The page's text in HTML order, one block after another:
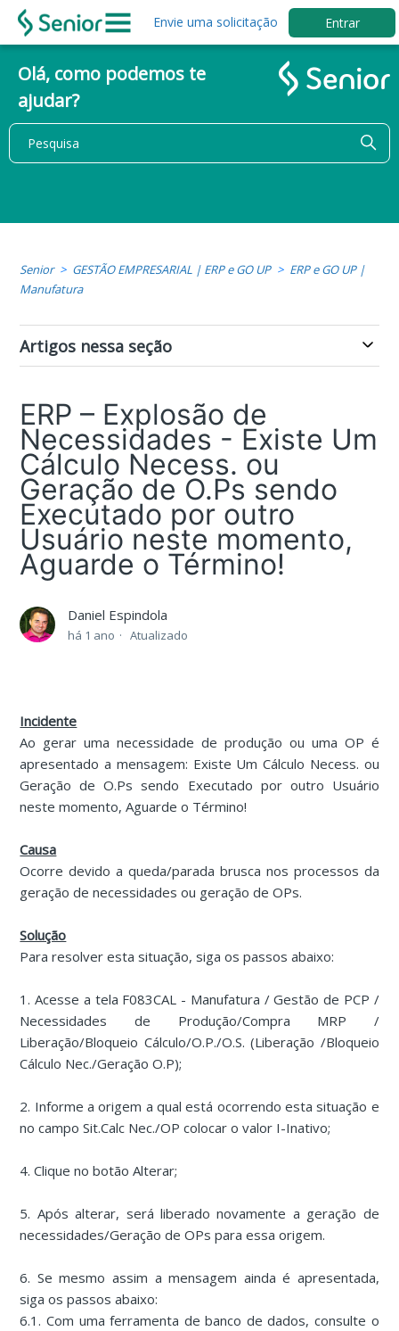
Envie uma solicitação Entrar
Olá, como podemos te
ajudar?
Senior GESTÃO EMPRESARIAL | ERP e GO UP
ERP e GO UP |
Manufatura
Artigos nessa seção
ERP – Explosão de
Necessidades - Existe Um
Cálculo Necess. ou
Geração de O.Ps sendo
Executado por outro
Usuário neste momento,
Aguarde o Término!
Daniel Espindola
há 1 ano Atualizado
Incidente
Ao gerar uma necessidade de produção ou uma OP é
apresentado a mensagem: Existe Um Cálculo Necess. ou
Geração de O.Ps sendo Executado por outro Usuário
neste momento, Aguarde o Término!
Causa
Ocorre devido a queda/parada brusca nos processos da
geração de necessidades ou geração de OPs.
Solução
Para resolver esta situação, siga os passos abaixo:
1. Acesse a tela F083CAL - Manufatura / Gestão de PCP /
Necessidades de Produção/Compra MRP /
Liberação/Bloqueio Cálculo/O.P./O.S. (Liberação /Bloqueio
Cálculo Nec./Geração O.P);
2. Informe a origem a qual está ocorrendo esta situação e
no campo Sit.Calc Nec./OP colocar o valor I-Inativo;
4. Clique no botão Alterar;
5. Após alterar, será liberado novamente a geração de
necessidades/Geração de OPs para essa origem.
6. Se mesmo assim a mensagem ainda é apresentada,
siga os passos abaixo:
6.1. Com uma ferramenta de banco de dados, consulte o